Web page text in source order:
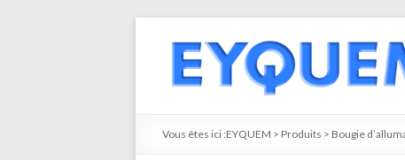
Vous êtes ici :EYQUEM > Produits > Bougie